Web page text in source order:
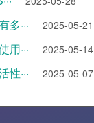
··· 2025-05-21
··· 2025-05-14
··· 2025-05-07